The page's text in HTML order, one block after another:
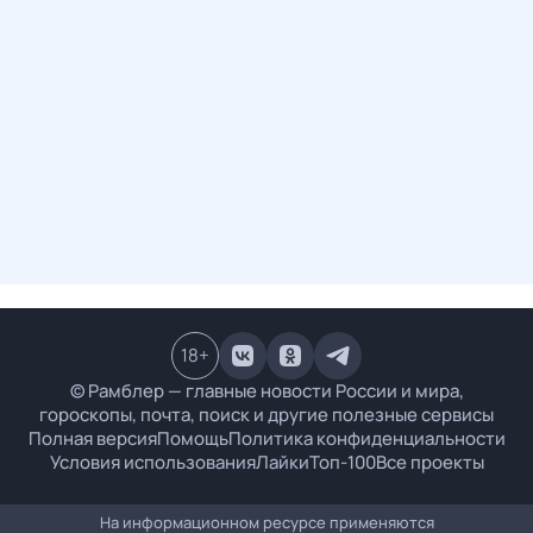
© Рамблер — главные новости России и мира,
гороскопы, почта, поиск и другие полезные сервисы
Полная версияПомощьПолитика конфиденциальности
Условия использованияЛайкиТоп-100Все проекты
18+
На информационном ресурсе применяются